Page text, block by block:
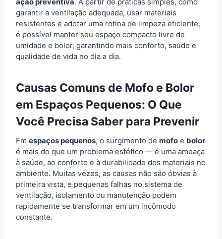
garantir a ventilação adequada, usar materiais
resistentes e adotar uma rotina de limpeza eficiente,
é possível manter seu espaço compacto livre de
umidade e bolor, garantindo mais conforto, saúde e
qualidade de vida no dia a dia.
Causas Comuns de Mofo e Bolor
em Espaços Pequenos: O Que
Você Precisa Saber para Prevenir
Em espaços pequenos, o surgimento de mofo e bolor
é mais do que um problema estético — é uma ameaça
à saúde, ao conforto e à durabilidade dos materiais no
ambiente. Muitas vezes, as causas não são óbvias à
primeira vista, e pequenas falhas no sistema de
ventilação, isolamento ou manutenção podem
rapidamente se transformar em um incômodo
constante.